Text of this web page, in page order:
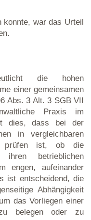
konnte, war das Urteil
die hohen
einer gemeinsamen
Abs. 3 Alt. 3 SGB VII
Praxis im
dies, dass bei der
in vergleichbaren
prüfen ist, ob die
ihren betrieblichen
engen, aufeinander
ist entscheidend, die
Abhängigkeit
das Vorliegen einer
zu belegen oder zu